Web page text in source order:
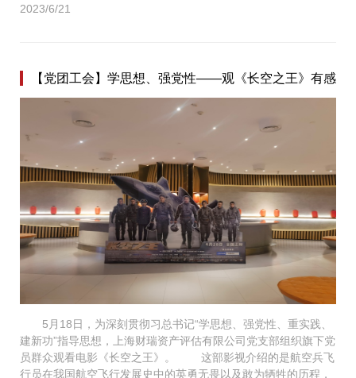
2023/6/21
【党团工会】学思想、强党性——观《长空之王》有感
5月18日，为深刻贯彻习总书记“学思想、强党性、重实践、
建新功”指导思想，上海财瑞资产评估有限公司党支部组织旗下党
员群众观看电影《长空之王》。 这部影视介绍的是航空兵飞
行员在我国航空飞行发展史中的英勇无畏以及敢为牺牲的历程，